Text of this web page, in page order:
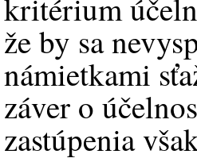
kritérium
že by sa
námietkami
záver o
zastúpenia